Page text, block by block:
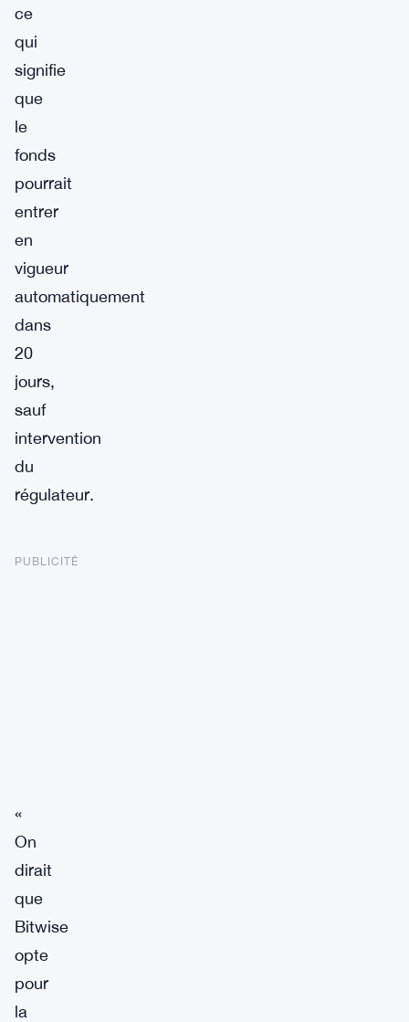
ce
qui
signifie
que
le
fonds
pourrait
entrer
en
vigueur
automatiquement
dans
20
jours,
sauf
intervention
du
régulateur.
PUBLICITÉ
«
On
dirait
que
Bitwise
opte
pour
la